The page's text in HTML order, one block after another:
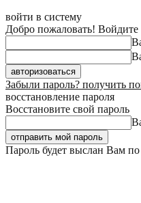
войти в систему
Добро пожаловать!
Забыли пароль? получить
восстановление пароля
Восстановите свой пароль
Пароль будет выслан Вам